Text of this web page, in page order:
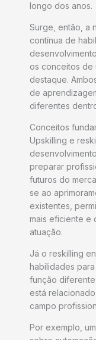
longo dos anos.
Surge, então, a
contínua de
os conceitos de
destaque.
de
diferentes
Conceitos
Upskilling e
preparar
futuros do
se ao
existentes,
mais eficiente e
atuação.
Já o reskilling
habilidades
função diferente
está
campo
Por exemplo,